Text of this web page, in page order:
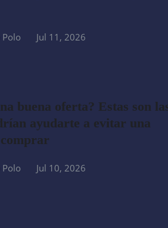
Polo Jul 11, 2026
buena oferta? Estas son
ayudarte a evitar una
Polo Jul 10, 2026